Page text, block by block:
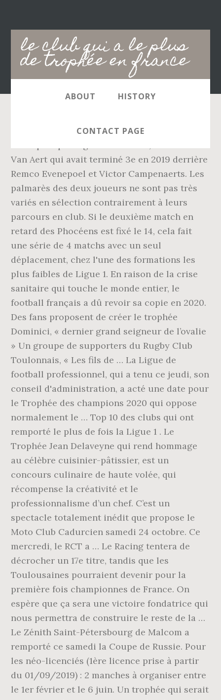
le club qui a le plus
de trophée en france
Main
navigation
ABOUT HISTORY
CONTACT PAGE
Rugby. Cependant, celui du Sportif de l’Année
Van Aert qui avait terminé 3e en 2019 derrière
Remco Evenepoel et Victor Campenaerts. Les
palmarès des deux joueurs ne sont pas très
variés en sélection contrairement à leurs
parcours en club. Si le deuxième match en
retard des Phocéens est fixé le 14, cela fait
une série de 4 matchs avec un seul
déplacement, chez l'une des formations les
plus faibles de Ligue 1. En raison de la crise
sanitaire qui touche le monde entier, le
football français a dû revoir sa copie en 2020.
Des fans proposent de créer le trophée
Dominici, « dernier grand seigneur de l’ovalie
» Un groupe de supporters du Rugby Club
Toulonnais, « Les fils de … La Ligue de
football professionnel, qui a tenu ce jeudi, son
conseil d'administration, a acté une date pour
le Trophée des champions 2020 qui oppose
normalement le … Top 10 des clubs qui ont
remporté le plus de fois la Ligue 1 . Le
Trophée Jean Delaveyne qui rend hommage
au célèbre cuisinier-pâtissier, est un
concours culinaire de haute volée, qui
récompense la créativité et le
professionnalisme d’un chef. C’est un
spectacle totalement inédit que propose le
Moto Club Cadurcien samedi 24 octobre. Ce
mercredi, le RCT a … Le Racing tentera de
décrocher un 17e titre, tandis que les
Toulousaines pourraient devenir pour la
première fois championnes de France. On
espère que ça sera une victoire fondatrice qui
nous permettra de construire le reste de la …
Le Zénith Saint-Pétersbourg de Malcom a
remporté ce samedi la Coupe de Russie. Pour
les néo-licenciés (1ère licence prise à partir
du 01/09/2019) : 2 manches à organiser entre
le 1er février et le 6 juin. Un trophée qui serait